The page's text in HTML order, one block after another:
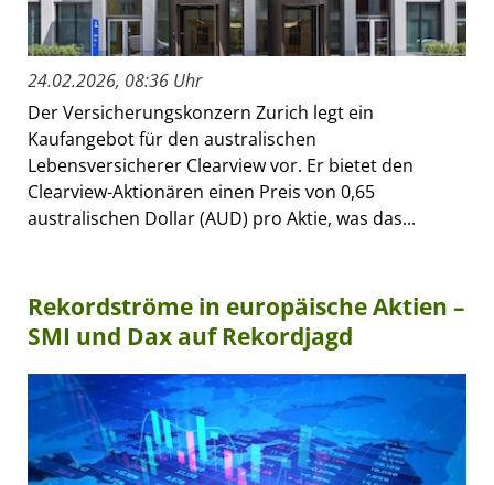
24.02.2026, 08:36 Uhr
Der Versicherungskonzern Zurich legt ein
Kaufangebot für den australischen
Lebensversicherer Clearview vor. Er bietet den
Clearview-Aktionären einen Preis von 0,65
australischen Dollar (AUD) pro Aktie, was das...
Rekordströme in europäische Aktien –
SMI und Dax auf Rekordjagd